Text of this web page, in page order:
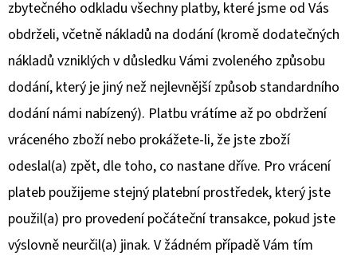
zbytečného odkladu všechny platby, které jsme od Vás
obdrželi, včetně nákladů na dodání (kromě dodatečných
nákladů vzniklých v důsledku Vámi zvoleného způsobu
dodání, který je jiný než nejlevnější způsob standardního
dodání námi nabízený). Platbu vrátíme až po obdržení
vráceného zboží nebo prokážete-li, že jste zboží
odeslal(a) zpět, dle toho, co nastane dříve. Pro vrácení
plateb použijeme stejný platební prostředek, který jste
použil(a) pro provedení počáteční transakce, pokud jste
výslovně neurčil(a) jinak. V žádném případě Vám tím